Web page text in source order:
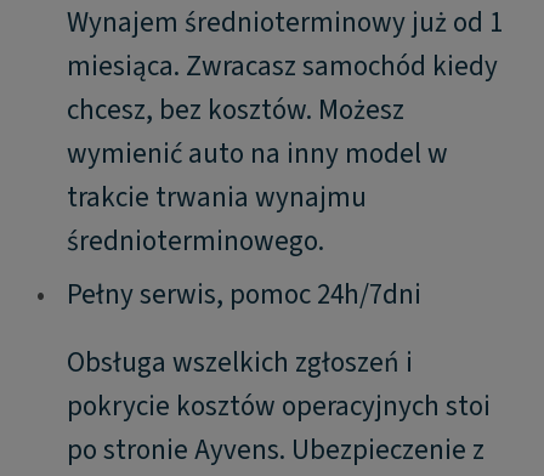
Wynajem średnioterminowy już od 1
miesiąca. Zwracasz samochód kiedy
chcesz, bez kosztów. Możesz
wymienić auto na inny model w
trakcie trwania wynajmu
średnioterminowego.
•
Pełny serwis, pomoc 24h/7dni
Obsługa wszelkich zgłoszeń i
pokrycie kosztów operacyjnych stoi
po stronie Ayvens. Ubezpieczenie z